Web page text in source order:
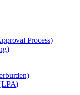
Process)